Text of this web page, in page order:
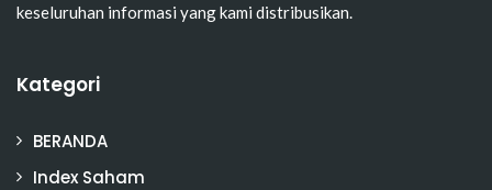
keseluruhan informasi yang kami distribusikan.
Kategori
BERANDA
Index Saham